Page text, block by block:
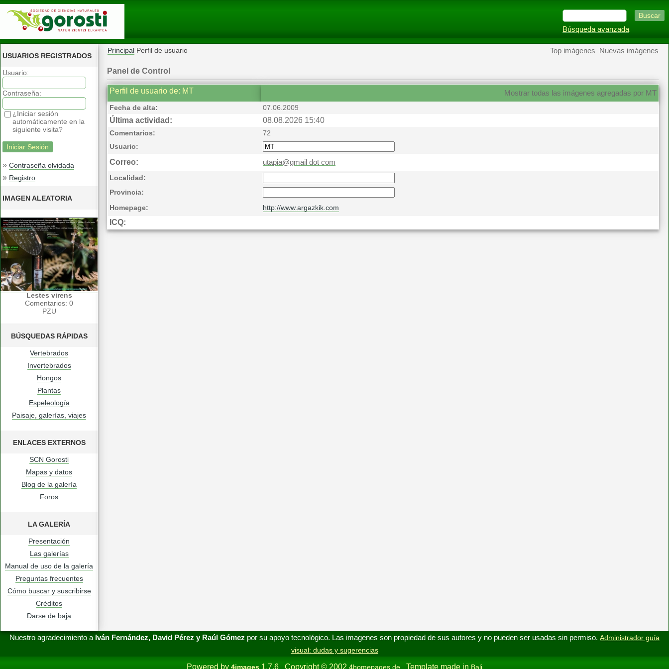
Búsqueda avanzada
USUARIOS REGISTRADOS
Usuario:
Contraseña:
¿Iniciar sesión
automáticamente en la
siguiente visita?
» Contraseña olvidada
» Registro
IMAGEN ALEATORIA
Lestes virens
Comentarios: 0
PZU
BÚSQUEDAS RÁPIDAS
Vertebrados
Invertebrados
Hongos
Plantas
Espeleología
Paisaje, galerías, viajes
ENLACES EXTERNOS
SCN Gorosti
Mapas y datos
Blog de la galería
Foros
LA GALERÍA
Presentación
Las galerías
Manual de uso de la galería
Preguntas frecuentes
Cómo buscar y suscribirse
Créditos
Darse de baja
Principal Perfil de usuario Top imágenes Nuevas imágenes
Panel de Control
Perfil de usuario de: MT
Mostrar todas las imágenes agregadas por MT
Fecha de alta:
07.06.2009
Última actividad: 08.08.2026 15:40
Comentarios:
72
Usuario:
Correo:
utapia@gmail dot com
Localidad:
Provincia:
Homepage:
http://www.argazkik.com
ICQ:
Nuestro agradecimiento a Iván Fernández, David Pérez y Raúl Gómez por su apoyo tecnológico. Las imagenes son propiedad de sus autores y no pueden ser usadas sin permiso. Administrador guía
visual: dudas y sugerencias
Powered by 4images 1.7.6 Copyright © 2002 4homepages.de Template made in Bali